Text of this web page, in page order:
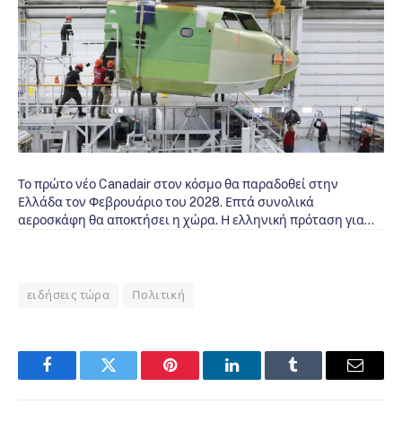
Το πρώτο νέο Canadair στον κόσμο θα παραδοθεί στην
Ελλάδα τον Φεβρουάριο του 2028. Επτά συνολικά
αεροσκάφη θα αποκτήσει η χώρα. Η ελληνική πρόταση για…
ειδήσεις τώρα Πολιτική
FacebookTwitter Pinterest LinkedInTumblr Email